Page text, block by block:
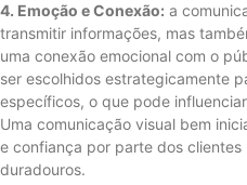
4. Emoção e Conexão: a
transmitir informações, mas
uma conexão emocional com o
ser escolhidos estrategicamente
específicos, o que pode
Uma comunicação visual bem
e confiança por parte dos clientes
duradouros.